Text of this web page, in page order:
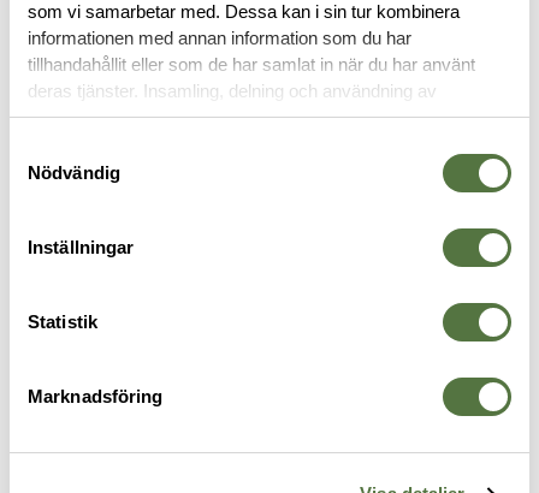
som vi samarbetar med. Dessa kan i sin tur kombinera
informationen med annan information som du har
tillhandahållit eller som de har samlat in när du har använt
deras tjänster. Insamling, delning och användning av
personuppgifter kan användas för personalisering av
Nödvändig
Inställningar
Statistik
Marknadsföring
OM VARUMÄRKET
TILLBEHÖR